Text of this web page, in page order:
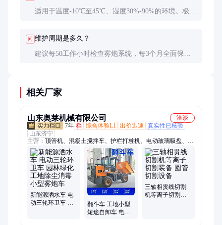
适用于温度-10℃至45℃、湿度30%-90%的环境。极
问 维护周期是多久？
建议每50工作小时检查雾炮系统，每3个月全面保养
相关厂家
山东奥莱机械有限公司
洽谈
7年 档 综合体验L1 出价迅速
真实性已核验
山东济宁
主营： 顶管机、混凝土搅拌车、护栏打桩机、电动玻璃吸盘、工
字钢冷弯机、自动上料搅拌车、螺旋筋成形机、钢筋焊网机、等
离子切割机、挖机贝型斗、抓木机、混凝土输送泵、螺旋钻机、
破碎锤、劈裂机、绳锯机、随车挖、激光整平机、混凝土摊铺
机、生物质燃烧机、自动排焊机、焊网机、激光切割机、制氮
机、扫地车
新能源洒水车 电
动三轮环卫车 园
翻斗车 工地小型
短途自卸车 电动
三轴相贯线切割
机等离子切割装